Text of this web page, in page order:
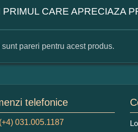
PRIMUL CARE APRECIAZA
dumneavoastra:
sunt pareri pentru acest produs.
telefonice
(+4) 031.005.1187